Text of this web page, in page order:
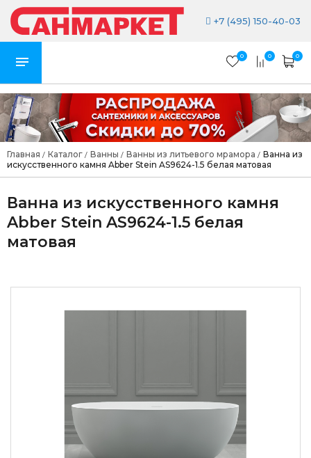
+7 (495) 150-40-03
0 0 0
Главная / Каталог / Ванны / Ванны из литьевого мрамора / Ванна из
искусственного камня Abber Stein AS9624-1.5 белая матовая
Ванна из искусственного камня
Abber Stein AS9624-1.5 белая
матовая